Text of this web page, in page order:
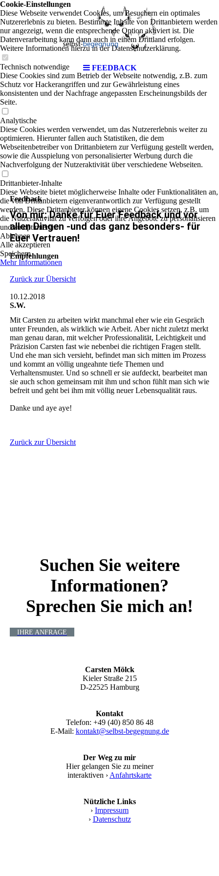
FEEDBACK
Feedback
Von mir: Danke für Euer Feedback und vor
allen Dingen -und das ganz besonders- für
Euer Vertrauen!
Empfehlungen
Zurück zur Übersicht
10.12.2018
S.W.
Mit Carsten zu arbeiten wirkt manchmal eher wie ein Gespräch
unter Freunden, als wirklich wie Arbeit. Aber nicht zuletzt merkt
man genau daran, mit welcher Professionalität, Leichtigkeit und
Präzision Carsten fast wie nebenbei die richtigen Fragen stellt.
Und ehe man sich versieht, befindet man sich mitten im Prozess
und kommt an völlig ungeahnte tiefe Themen und
Verhaltensmuster. Und so schnell er sie aufdeckt, bearbeitet man
sie auch schon gemeinsam mit ihm und schon fühlt man sich wie
befreit und geht bei ihm mit völlig neuer Lebensqualität raus.
Danke und aye aye!
Zurück zur Übersicht
Suchen Sie weitere
Informationen?
Sprechen Sie mich an!
IHRE ANFRAGE
Carsten Mölck
Kieler Straße 215
D-22525 Hamburg
Kontakt
Telefon: +49 (40) 850 86 48
E-Mail: kontakt@selbst-begegnung.de
Der Weg zu mir
Hier gelangen Sie zu meiner
interaktiven › Anfahrtskarte
Nützliche Links
› Impressum
› Datenschutz
Cookie-Einstellungen
Diese Webseite verwendet Cookies, um Besuchern ein optimales
Nutzererlebnis zu bieten. Bestimmte Inhalte von Drittanbietern werden
nur angezeigt, wenn die entsprechende Option aktiviert ist. Die
Datenverarbeitung kann dann auch in einem Drittland erfolgen.
Weitere Informationen hierzu in der Datenschutzerklärung.
Technisch notwendige
Diese Cookies sind zum Betrieb der Webseite notwendig, z.B. zum
Schutz vor Hackerangriffen und zur Gewährleistung eines
konsistenten und der Nachfrage angepassten Erscheinungsbilds der
Seite.
Analytische
Diese Cookies werden verwendet, um das Nutzererlebnis weiter zu
optimieren. Hierunter fallen auch Statistiken, die dem
Webseitenbetreiber von Drittanbietern zur Verfügung gestellt werden,
sowie die Ausspielung von personalisierter Werbung durch die
Nachverfolgung der Nutzeraktivität über verschiedene Webseiten.
Drittanbieter-Inhalte
Diese Webseite bietet möglicherweise Inhalte oder Funktionalitäten an,
die von Drittanbietern eigenverantwortlich zur Verfügung gestellt
werden. Diese Drittanbieter können eigene Cookies setzen, z.B. um
die Nutzeraktivität zu verfolgen oder ihre Angebote zu personalisieren
und zu optimieren.
Ablehnen
Alle akzeptieren
Speichern
Mehr Informationen